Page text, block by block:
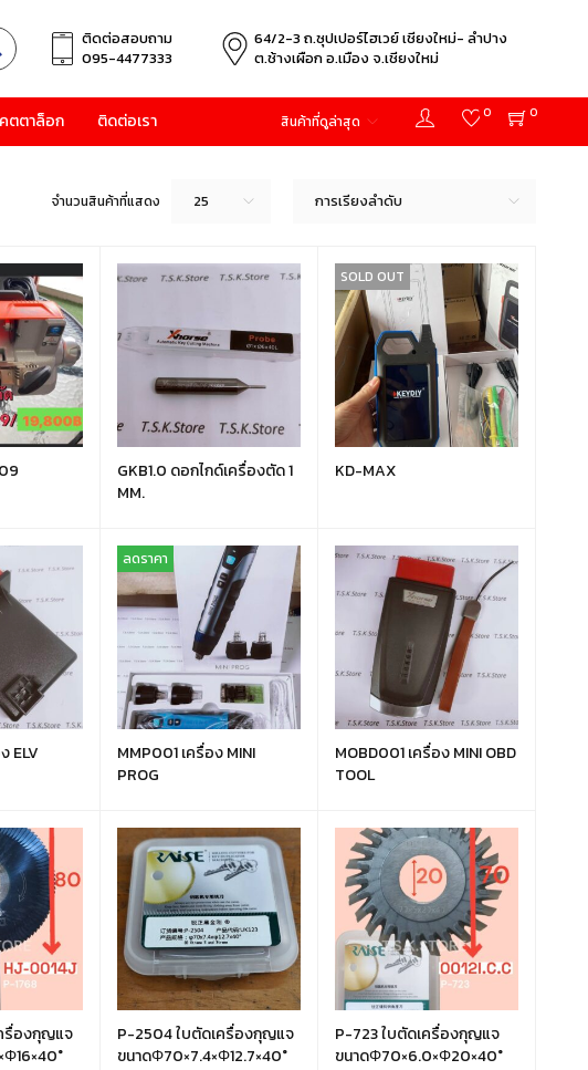
ติดต่อสอบถาม
095-4477333
64/2-3 ถ.ซุปเปอร์ไฮเวย์ เชียงใหม่- ลำปาง
ต.ช้างเผือก อ.เมือง จ.เชียงใหม่
ตตาล็อก ติดต่อเรา 0
0
สินค้าที่ดูล่าสุด
การเรียงลำดับ
จำนวนสินค้าที่แสดง 25
GKB1.0 ดอกไกด์เครื่องตัด 1
MM.
SOLD OUT
KD-MAX
ELV
ลดราคา
MMP001 เครื่อง MINI
PROG
MOBD001 เครื่อง MINI OBD
TOOL
รื่องกุญแจ
P-2504 ใบตัดเครื่องกุญแจ
ขนาดΦ70×7.4×Φ12.7×40°
P-723 ใบตัดเครื่องกุญแจ
ขนาดΦ70×6.0×Φ20×40°